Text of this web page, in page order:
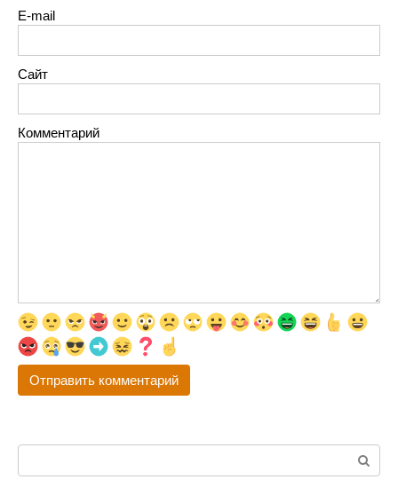
E-mail
Сайт
Комментарий